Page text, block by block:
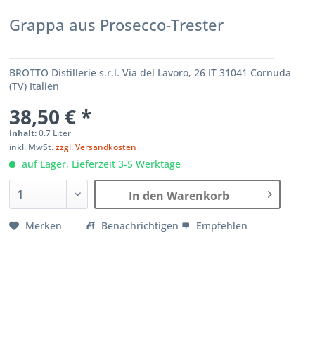
Grappa aus Prosecco-Trester
BROTTO Distillerie s.r.l. Via del Lavoro, 26 IT 31041 Cornuda
(TV) Italien
38,50 € *
Inhalt:0.7 Liter
inkl. MwSt.zzgl. Versandkosten
auf Lager, Lieferzeit 3-5 Werktage
In den Warenkorb
Merken Benachrichtigen Empfehlen